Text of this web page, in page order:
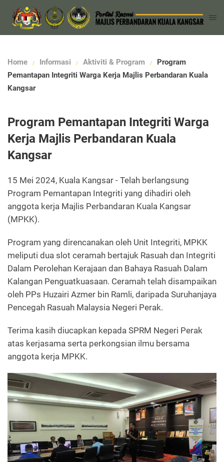
Home Informasi Aktiviti & Program
Program
Pemantapan Integriti Warga Kerja Majlis Perbandaran Kuala
Kangsar
Program Pemantapan Integriti Warga
Kerja Majlis Perbandaran Kuala
Kangsar
15 Mei 2024, Kuala Kangsar - Telah berlangsung
Program Pemantapan Integriti yang dihadiri oleh
anggota kerja Majlis Perbandaran Kuala Kangsar
(MPKK).
Program yang direncanakan oleh Unit Integriti, MPKK
meliputi dua slot ceramah bertajuk Rasuah dan Integriti
Dalam Perolehan Kerajaan dan Bahaya Rasuah Dalam
Kalangan Penguatkuasaan. Ceramah telah disampaikan
oleh PPs Huzairi Azmer bin Ramli, daripada Suruhanjaya
Pencegah Rasuah Malaysia Negeri Perak.
Terima kasih diucapkan kepada SPRM Negeri Perak
atas kerjasama serta perkongsian ilmu bersama
anggota kerja MPKK.